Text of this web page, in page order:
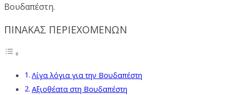
Βουδαπέστη.
ΠΙΝΑΚΑΣ ΠΕΡΙΕΧΟΜΕΝΩΝ
Λίγα λόγια για την Βουδαπέστη
Αξιοθέατα στη Βουδαπέστη